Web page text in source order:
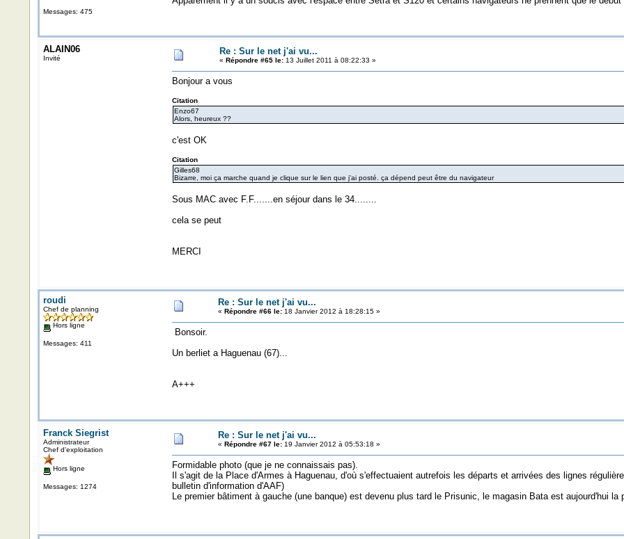
Messages: 475
ALAIN06
Invité
Re : Sur le net j'ai vu...
« Répondre #65 le:13 Juillet 2011 à 08:22:33 »
Bonjour a vous
Citation
Enzo67
Alors, heureux ??
c'est OK
Citation
Gilles68
Bizarre, moi ça marche quand je clique sur le lien que j'ai posté. ça dépend peut être du navigateur
Sous MAC avec F.F.......en séjour dans le 34........
cela se peut
MERCI
roudi
Chef de planning
Hors ligne
Messages: 411
Re : Sur le net j'ai vu...
« Répondre #66 le:18 Janvier 2012 à 18:28:15 »
Bonsoir.
Un berliet a Haguenau (67)...
A+++
Franck Siegrist
Administrateur
Chef d'exploitation
Hors ligne
Messages: 1274
Re : Sur le net j'ai vu...
« Répondre #67 le:19 Janvier 2012 à 05:53:18 »
Formidable photo (que je ne connaissais pas).
Il s'agit de la Place d'Armes à Haguenau, d'où s'effectuaient autrefois les départs et arrivées des lignes
bulletin d'information d'AAF)
Le premier bâtiment à gauche (une banque) est devenu plus tard le Prisunic, le magasin Bata est aujourd'hui la